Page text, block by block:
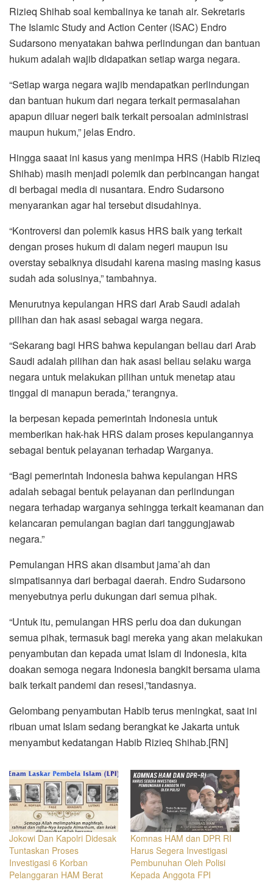
Rizieq Shihab soal kembalinya ke tanah air. Sekretaris
The Islamic Study and Action Center (ISAC) Endro
Sudarsono menyatakan bahwa perlindungan dan bantuan
hukum adalah wajib didapatkan setiap warga negara.
“Setiap warga negara wajib mendapatkan perlindungan
dan bantuan hukum dari negara terkait permasalahan
apapun diluar negeri baik terkait persoalan administrasi
maupun hukum,” jelas Endro.
Hingga saaat ini kasus yang menimpa HRS (Habib Rizieq
Shihab) masih menjadi polemik dan perbincangan hangat
di berbagai media di nusantara. Endro Sudarsono
menyarankan agar hal tersebut disudahinya.
“Kontroversi dan polemik kasus HRS baik yang terkait
dengan proses hukum di dalam negeri maupun isu
overstay sebaiknya disudahi karena masing masing kasus
sudah ada solusinya,” tambahnya.
Menurutnya kepulangan HRS dari Arab Saudi adalah
pilihan dan hak asasi sebagai warga negara.
“Sekarang bagi HRS bahwa kepulangan beliau dari Arab
Saudi adalah pilihan dan hak asasi beliau selaku warga
negara untuk melakukan pilihan untuk menetap atau
tinggal di manapun berada,” terangnya.
Ia berpesan kepada pemerintah Indonesia untuk
memberikan hak-hak HRS dalam proses kepulangannya
sebagai bentuk pelayanan terhadap Warganya.
“Bagi pemerintah Indonesia bahwa kepulangan HRS
adalah sebagai bentuk pelayanan dan perlindungan
negara terhadap warganya sehingga terkait keamanan dan
kelancaran pemulangan bagian dari tanggungjawab
negara.”
Pemulangan HRS akan disambut jama’ah dan
simpatisannya dari berbagai daerah. Endro Sudarsono
menyebutnya perlu dukungan dari semua pihak.
“Untuk itu, pemulangan HRS perlu doa dan dukungan
semua pihak, termasuk bagi mereka yang akan melakukan
penyambutan dan kepada umat Islam di Indonesia, kita
doakan semoga negara Indonesia bangkit bersama ulama
baik terkait pandemi dan resesi,”tandasnya.
Gelombang penyambutan Habib terus meningkat, saat ini
ribuan umat Islam sedang berangkat ke Jakarta untuk
menyambut kedatangan Habib Rizieq Shihab.[RN]
Jokowi Dan Kapolri Didesak
Tuntaskan Proses
Investigasi 6 Korban
Pelanggaran HAM Berat
Komnas HAM dan DPR RI
Harus Segera Investigasi
Pembunuhan Oleh Polisi
Kepada Anggota FPI